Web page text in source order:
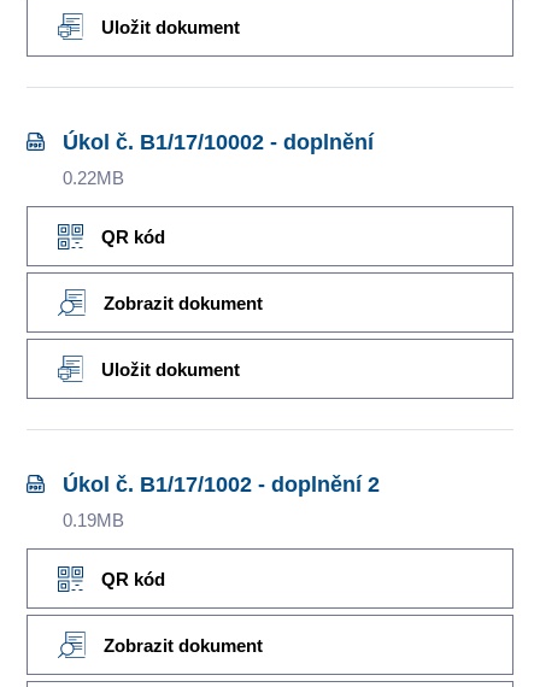
Uložit dokument
Úkol č. B1/17/10002 - doplnění
0.22MB
QR kód
Zobrazit dokument
Uložit dokument
Úkol č. B1/17/1002 - doplnění 2
0.19MB
QR kód
Zobrazit dokument